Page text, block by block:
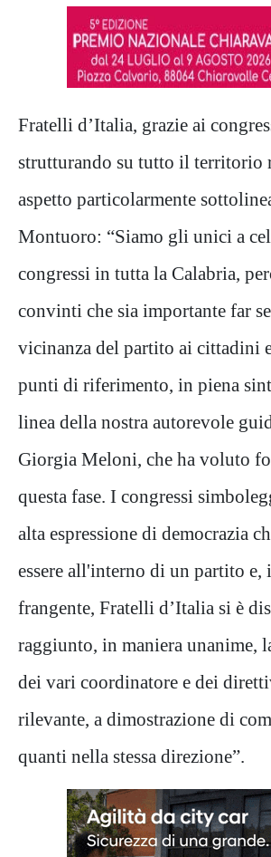
Fratelli d’Italia, grazie ai
strutturando su tutto il territorio
aspetto particolarmente
Montuoro: “Siamo gli unici a
congressi in tutta la Calabria,
convinti che sia importante far
vicinanza del partito ai cittadini
punti di riferimento, in piena
linea della nostra autorevole
Giorgia Meloni, che ha voluto
questa fase. I congressi
alta espressione di democrazia
essere all'interno di un partito e,
frangente, Fratelli d’Italia si è
raggiunto, in maniera unanime,
dei vari coordinatore e dei
rilevante, a dimostrazione di
quanti nella stessa direzione”.